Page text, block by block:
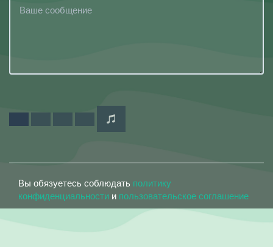
Вы обязуетесь соблюдать политику
конфиденциальности и пользовательское соглашение